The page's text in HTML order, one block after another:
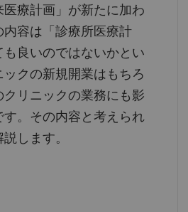
療計画」が新たに加わ
内容は「診療所医療計
良いのではないかとい
ックの新規開業はもちろ
リニックの業務にも影
。その内容と考えられ
します。